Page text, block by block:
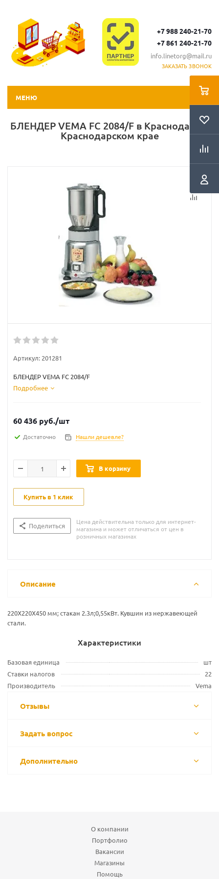
+7 988 240-21-70
+7 861 240-21-70
info.linetorg@mail.ru
ЗАКАЗАТЬ ЗВОНОК
МЕНЮ
БЛЕНДЕР VEMA FC 2084/F в Краснодаре и
Краснодарском крае
Артикул: 201281
БЛЕНДЕР VEMA FC 2084/F
Подробнее
60 436 руб./шт
Достаточно Нашли дешевле?
В корзину
Купить в 1 клик
Поделиться
Цена действительна только для интернет-
магазина и может отличаться от цен в
розничных магазинах
Описание
220Х220Х450 мм; стакан 2.3л;0,55кВт. Кувшин из нержавеющей
стали.
Характеристики
Базовая единица
шт
Ставки налогов
22
Производитель
Vema
Отзывы
Задать вопрос
Дополнительно
О компании
Портфолио
Вакансии
Магазины
Помощь